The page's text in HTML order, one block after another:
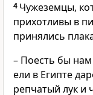
4 Чужеземцы,
прихотливы в
принялись
– Поесть бы
ели в Египте
репчатый лук и